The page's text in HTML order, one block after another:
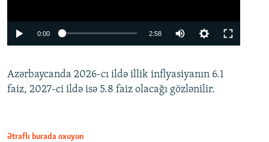
0:00 2:58
360p
480p
Azərbaycanda 2026-cı ildə illik inflyasiyanın 6.1
faiz, 2027-ci ildə isə 5.8 faiz olacağı gözlənilir.
Ətraflı burada oxuyun